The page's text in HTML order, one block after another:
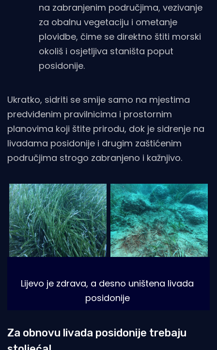
na zabranjenim područjima, vezivanje
za obalnu vegetaciju i ometanje
plovidbe, čime se direktno štiti morski
okoliš i osjetljiva staništa poput
posidonije.
Ukratko, sidriti se smije samo na mjestima
predviđenim pravilnicima i prostornim
planovima koji štite prirodu, dok je sidrenje na
livadama posidonije i drugim zaštićenim
područjima strogo zabranjeno i kažnjivo.
Lijevo je zdrava, a desno uništena livada
posidonije
Za obnovu livada posidonije trebaju